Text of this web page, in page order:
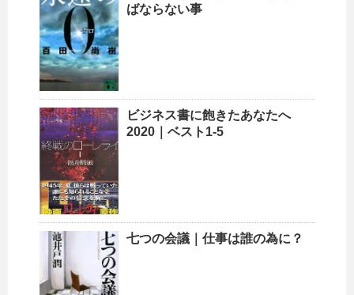
ばならない事
ビジネス書に飽きたあなたへ
2020｜ベスト1-5
七つの会議｜仕事は誰の為に？